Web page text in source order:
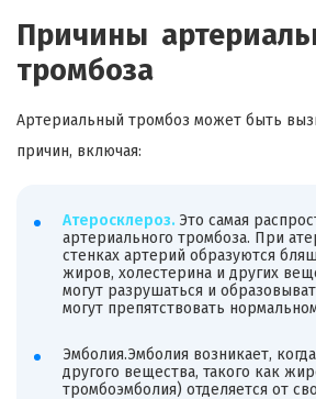
Причины
тромбоза
Артериальный тромбоз может быть
причин, включая:
Атеросклероз. Это самая
артериального тромбоза. При
стенках артерий образуются
жиров, холестерина и других
могут разрушаться и
могут препятствовать
Эмболия.Эмболия возникает,
другого вещества, такого как
тромбоэмболия) отделяется от